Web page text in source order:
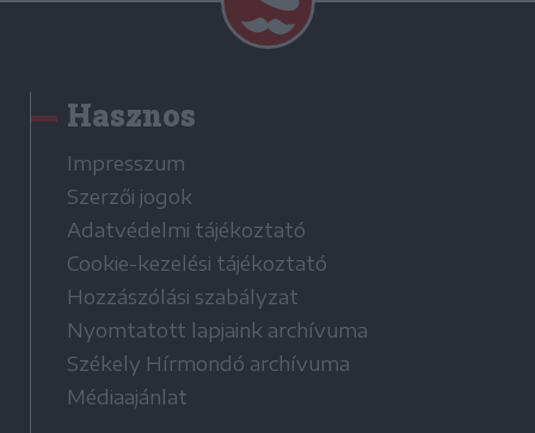
Hasznos
Impresszum
Szerzői jogok
Adatvédelmi tájékoztató
Cookie-kezelési tájékoztató
Hozzászólási szabályzat
Nyomtatott lapjaink archívuma
Székely Hírmondó archívuma
Médiaajánlat